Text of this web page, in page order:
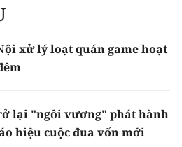
xử lý loạt quán game hoạt
lại "ngôi vương" phát hành
hiệu cuộc đua vốn mới